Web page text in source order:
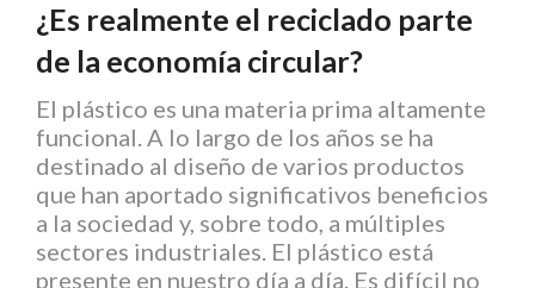
¿Es realmente el reciclado parte
de la economía circular?
El plástico es una materia prima altamente
funcional. A lo largo de los años se ha
destinado al diseño de varios productos
que han aportado significativos beneficios
a la sociedad y, sobre todo, a múltiples
sectores industriales. El plástico está
presente en nuestro día a día. Es difícil no